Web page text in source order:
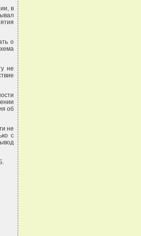
в
о
не
об
не
с